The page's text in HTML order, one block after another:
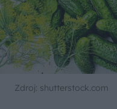
Zdroj: shutterstock.com